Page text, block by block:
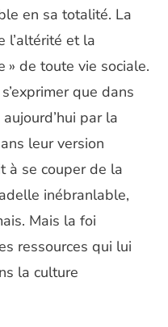
en sa totalité. La
l’altérité et la
» de toute vie sociale.
que dans
par la
leur version
à se couper de la
inébranlable,
Mais la foi
ressources qui lui
la culture